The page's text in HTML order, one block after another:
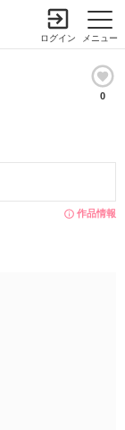
メニュー
ログイン
0
作品情報